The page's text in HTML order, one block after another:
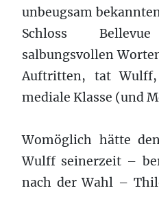
unbeugsam
Schloss
salbungsvollen
Auftritten, tat
mediale Klasse (und
Womöglich hätte
Wulff seinerzeit –
nach der Wahl –